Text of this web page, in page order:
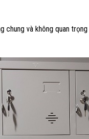
và không quan